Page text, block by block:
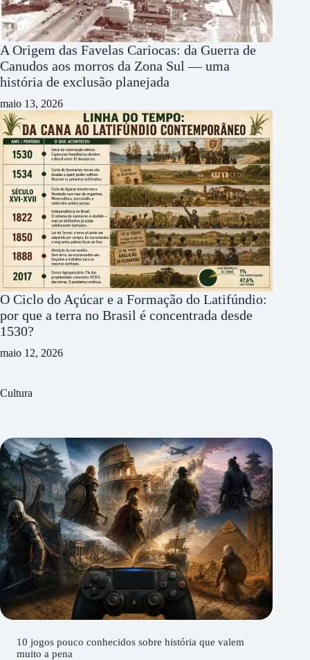
A Origem das Favelas Cariocas: da Guerra de
Canudos aos morros da Zona Sul — uma
história de exclusão planejada
maio 13, 2026
O Ciclo do Açúcar e a Formação do Latifúndio:
por que a terra no Brasil é concentrada desde
1530?
maio 12, 2026
Cultura
10 jogos pouco conhecidos sobre história que valem
muito a pena